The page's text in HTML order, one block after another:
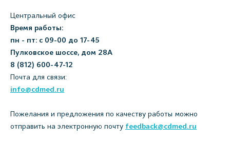
Центральный офис
Время работы:
пн - пт: с 09-00 до 17-45
Пулковское шоссе, дом 28А
8 (812) 600-47-12
Почта для связи:
info@cdmed.ru
Пожелания и предложения по качеству работы можно
отправить на электронную почту feedback@cdmed.ru